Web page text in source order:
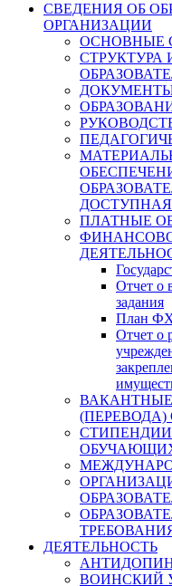
СВЕДЕНИЯ ОБ
ОРГАНИЗАЦИИ
ОСНОВНЫЕ
СТРУКТУРА
ДОСТУПНАЯ
ПЛАТНЫЕ
Отчет о
задания
План
Отчет о
ДЕЯТЕЛЬНОСТЬ
ВОИНСКИЙ